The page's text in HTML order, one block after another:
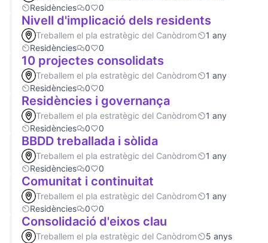
Residències
0 0
Nivell d'implicació dels residents
Treballem el pla estratègic del Canòdrom
1 any
Residències
0 0
10 projectes consolidats
Treballem el pla estratègic del Canòdrom
1 any
Residències
0 0
Residències i governança
Treballem el pla estratègic del Canòdrom
1 any
Residències
0 0
BBDD treballada i sòlida
Treballem el pla estratègic del Canòdrom
1 any
Residències
0 0
Comunitat i continuitat
Treballem el pla estratègic del Canòdrom
1 any
Residències
0 0
Consolidació d'eixos clau
Treballem el pla estratègic del Canòdrom
5 anys